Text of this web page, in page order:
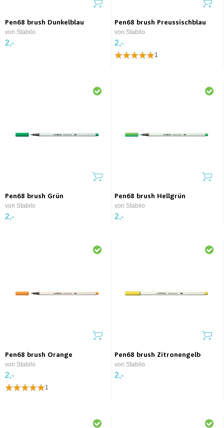
Pen68 brush Dunkelblau
von Stabilo
2,-
Pen68 brush Preussischblau
von Stabilo
2,-
1
Pen68 brush Grün
von Stabilo
2,-
Pen68 brush Hellgrün
von Stabilo
2,-
Pen68 brush Orange
von Stabilo
2,-
1
Pen68 brush Zitronengelb
von Stabilo
2,-